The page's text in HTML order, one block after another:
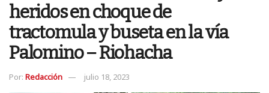
heridos en choque de
tractomula y buseta en la vía
Palomino – Riohacha
Por: Redacción julio 18, 2023